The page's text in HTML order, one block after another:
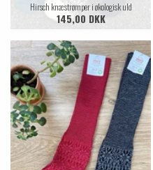
Hirsch knæstrømper i økologisk uld
145,00 DKK